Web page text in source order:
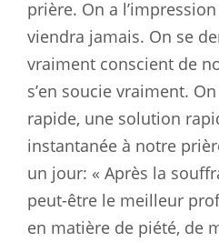
prière. On a
viendra jamais. On se
vraiment conscient de
s’en soucie vraiment.
rapide, une solution
instantanée à notre
un jour: « Après la
peut-être le meilleur
en matière de piété, de